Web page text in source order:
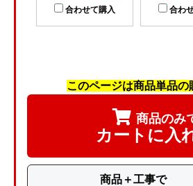
合わせて購入
合わ
このページは商品単品の
商品のみ
カートに入
商品＋工事で